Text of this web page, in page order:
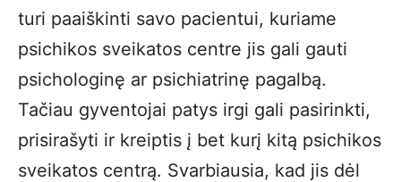
turi paaiškinti savo pacientui, kuriame
psichikos sveikatos centre jis gali gauti
psichologinę ar psichiatrinę pagalbą.
Tačiau gyventojai patys irgi gali pasirinkti,
prisirašyti ir kreiptis į bet kurį kitą psichikos
sveikatos centrą. Svarbiausia, kad jis dėl